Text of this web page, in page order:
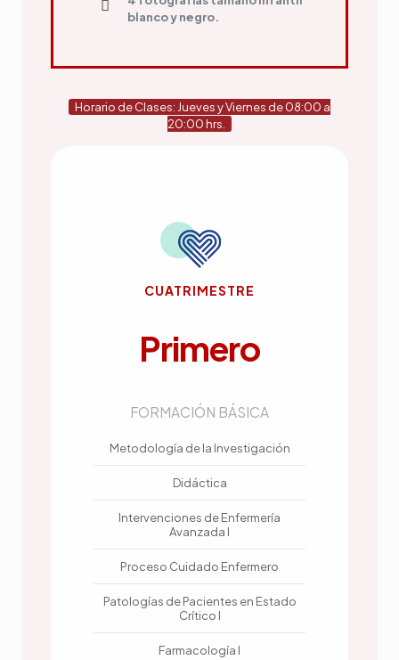
blanco y negro.
Horario de Clases: Jueves y Viernes de 08:00 a
20:00 hrs.
CUATRIMESTRE
Primero
FORMACIÓN BÁSICA
Metodología de la Investigación
Didáctica
Intervenciones de Enfermería
Avanzada I
Proceso Cuidado Enfermero
Patologías de Pacientes en Estado
Crítico I
Farmacología I